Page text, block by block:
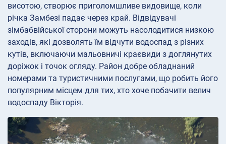
висотою, створює приголомшливе видовище, коли
річка Замбезі падає через край. Відвідувачі
зімбабвійської сторони можуть насолодитися низкою
заходів, які дозволять їм відчути водоспад з різних
кутів, включаючи мальовничі краєвиди з доглянутих
доріжок і точок огляду. Район добре обладнаний
номерами та туристичними послугами, що робить його
популярним місцем для тих, хто хоче побачити велич
водоспаду Вікторія.